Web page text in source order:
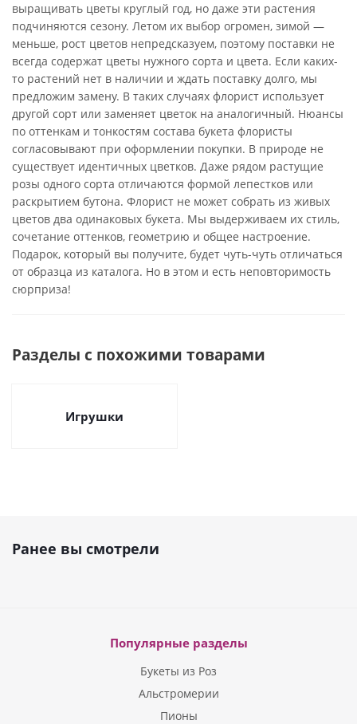
выращивать цветы круглый год, но даже эти растения
подчиняются сезону. Летом их выбор огромен, зимой —
меньше, рост цветов непредсказуем, поэтому поставки не
всегда содержат цветы нужного сорта и цвета. Если каких-
то растений нет в наличии и ждать поставку долго, мы
предложим замену. В таких случаях флорист использует
другой сорт или заменяет цветок на аналогичный. Нюансы
по оттенкам и тонкостям состава букета флористы
согласовывают при оформлении покупки. В природе не
существует идентичных цветков. Даже рядом растущие
розы одного сорта отличаются формой лепестков или
раскрытием бутона. Флорист не может собрать из живых
цветов два одинаковых букета. Мы выдерживаем их стиль,
сочетание оттенков, геометрию и общее настроение.
Подарок, который вы получите, будет чуть-чуть отличаться
от образца из каталога. Но в этом и есть неповторимость
сюрприза!
Разделы с похожими товарами
Игрушки
Ранее вы смотрели
Популярные разделы
Букеты из Роз
Альстромерии
Пионы